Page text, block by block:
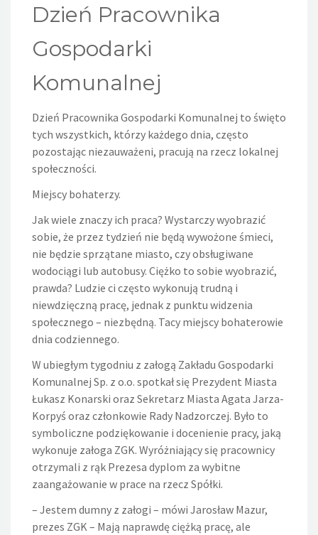
Dzień Pracownika
Gospodarki
Komunalnej
Dzień Pracownika Gospodarki Komunalnej to święto
tych wszystkich, którzy każdego dnia, często
pozostając niezauważeni, pracują na rzecz lokalnej
społeczności.
Miejscy bohaterzy.
Jak wiele znaczy ich praca? Wystarczy wyobrazić
sobie, że przez tydzień nie będą wywożone śmieci,
nie będzie sprzątane miasto, czy obsługiwane
wodociągi lub autobusy. Ciężko to sobie wyobrazić,
prawda? Ludzie ci często wykonują trudną i
niewdzięczną pracę, jednak z punktu widzenia
społecznego – niezbędną. Tacy miejscy bohaterowie
dnia codziennego.
W ubiegłym tygodniu z załogą Zakładu Gospodarki
Komunalnej Sp. z o.o. spotkał się Prezydent Miasta
Łukasz Konarski oraz Sekretarz Miasta Agata Jarza-
Korpyś oraz członkowie Rady Nadzorczej. Było to
symboliczne podziękowanie i docenienie pracy, jaką
wykonuje załoga ZGK. Wyróżniający się pracownicy
otrzymali z rąk Prezesa dyplom za wybitne
zaangażowanie w prace na rzecz Spółki.
– Jestem dumny z załogi – mówi Jarosław Mazur,
prezes ZGK – Mają naprawdę ciężką pracę, ale